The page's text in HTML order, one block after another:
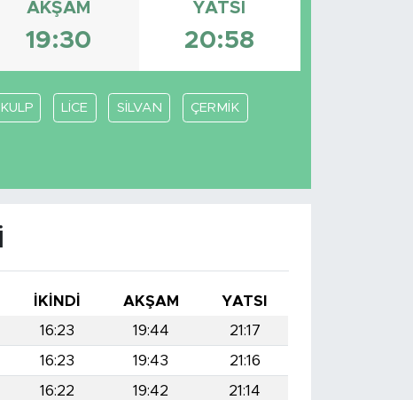
AKŞAM
19:30
YATSI
20:58
KULP LİCE SİLVAN ÇERMİK
İKINDI AKŞAM
YATSI
16:23 19:44
21:17
16:23 19:43
21:16
16:22 19:42
21:14